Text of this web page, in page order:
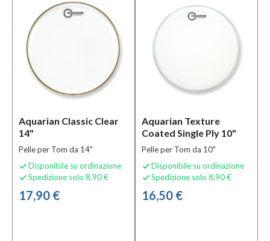
Condizione
Nuovo
(236)
Ex-
demo
345,00 €
Serie
Aquarian Classic Clear
14"
Pelle per Tom da 14"
 Disponibile su ordinazione
 Spedizione solo 8,90 €
17,90 €
Aquarian Texture
Coated Single Ply 10"
Pelle per Tom da 10"
 Disponibile su ordinazione
 Spedizione solo 8,90 €
16,50 €